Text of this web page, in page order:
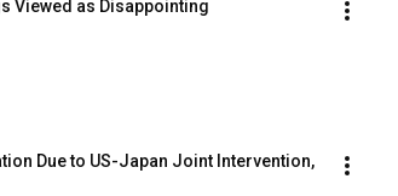
Viewed as Disappointing
Due to US-Japan Joint Intervention,